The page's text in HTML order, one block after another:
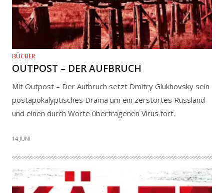
BÜCHER
OUTPOST – DER AUFBRUCH
Mit Outpost – Der Aufbruch setzt Dmitry Glukhovsky sein
postapokalyptisches Drama um ein zerstörtes Russland
und einen durch Worte übertragenen Virus fort.
14 JUNI